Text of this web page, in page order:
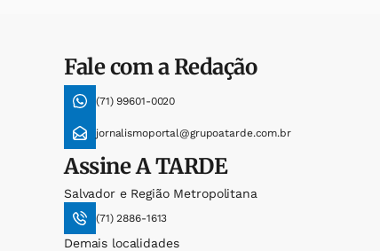
Fale com a Redação
(71) 99601-0020
jornalismoportal@grupoatarde.com.br
AssineA TARDE
Salvador e Região Metropolitana
(71) 2886-1613
Demais localidades